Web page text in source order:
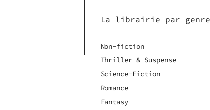
La librairie par genre
Non-fiction
Thriller & Suspense
Science-Fiction
Romance
Fantasy